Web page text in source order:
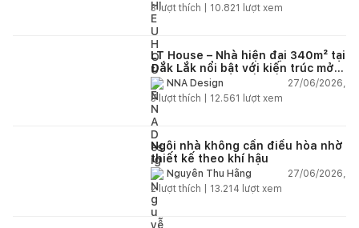
3lượt thích | 10.821 lượt xem
LT House – Nhà hiện đại 340m² tại
Đắk Lắk nổi bật với kiến trúc mở
và hệ sân vườn kết nối thiên
nhiên
NNA Design
27/06/2026,
3lượt thích | 12.561 lượt xem
Ngôi nhà không cần điều hòa nhờ
thiết kế theo khí hậu
Nguyễn Thu Hằng
27/06/2026,
2lượt thích | 13.214 lượt xem